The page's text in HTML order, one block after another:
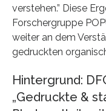
verstehen.” Diese
Forschergruppe
weiter an dem
gedruckten
Hintergrund:
„Gedruckte &